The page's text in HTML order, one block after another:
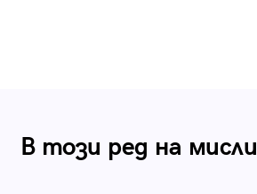
В този ред на мисли